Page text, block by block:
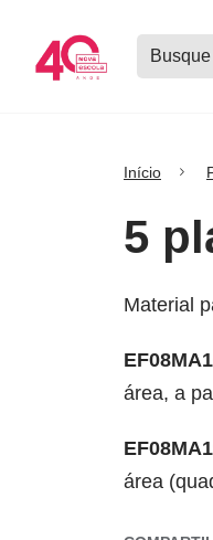
Buscar
planos
cursos
Início
5
Material
área, a
área